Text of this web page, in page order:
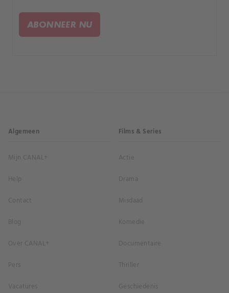
worden door Eva.
ABONNEER NU
Algemeen
Mijn CANAL+
Help
Contact
Blog
Over CANAL+
Pers
Vacatures
Films & Series
Actie
Drama
Misdaad
Komedie
Documentaire
Thriller
Geschiedenis